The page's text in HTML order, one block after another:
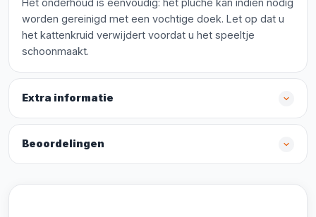
Het onderhoud is eenvoudig: het pluche kan indien nodig
worden gereinigd met een vochtige doek. Let op dat u
het kattenkruid verwijdert voordat u het speeltje
schoonmaakt.
Extra informatie
Beoordelingen